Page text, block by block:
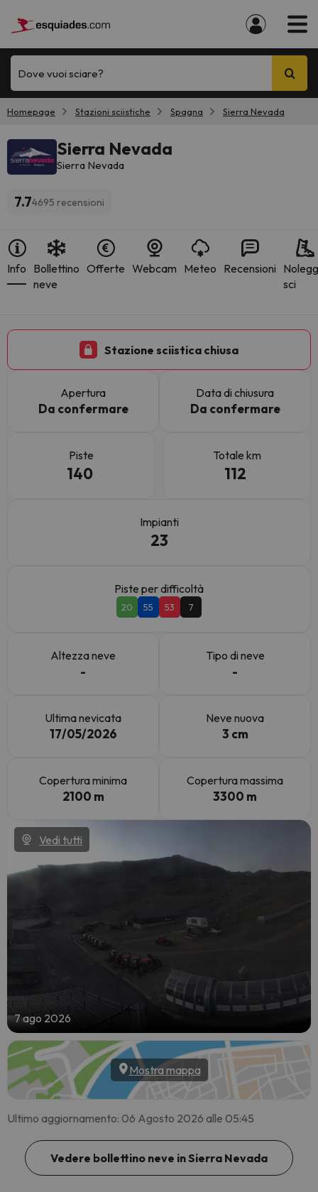
Dove vuoi sciare?
Homepage Stazioni sciistiche Spagna Sierra Nevada
Sierra Nevada
Sierra Nevada
7.74695 recensioni
Info Bollettino
neve
Offerte Webcam Meteo Recensioni
sci
Stazione sciistica chiusa
Apertura
Da confermare
Data di chiusura
Da confermare
Piste
140
Totale km
112
Impianti
23
Piste per difficoltà
20 55 53 7
Altezza neve
-
Tipo di neve
-
Ultima nevicata
17/05/2026
Neve nuova
3 cm
Copertura minima
2100 m
Copertura massima
3300 m
Vedi tutti
7 ago 2026
Mostra mappa
Ultimo aggiornamento: 06 Agosto 2026 alle 05:45
Vedere bollettino neve in Sierra Nevada